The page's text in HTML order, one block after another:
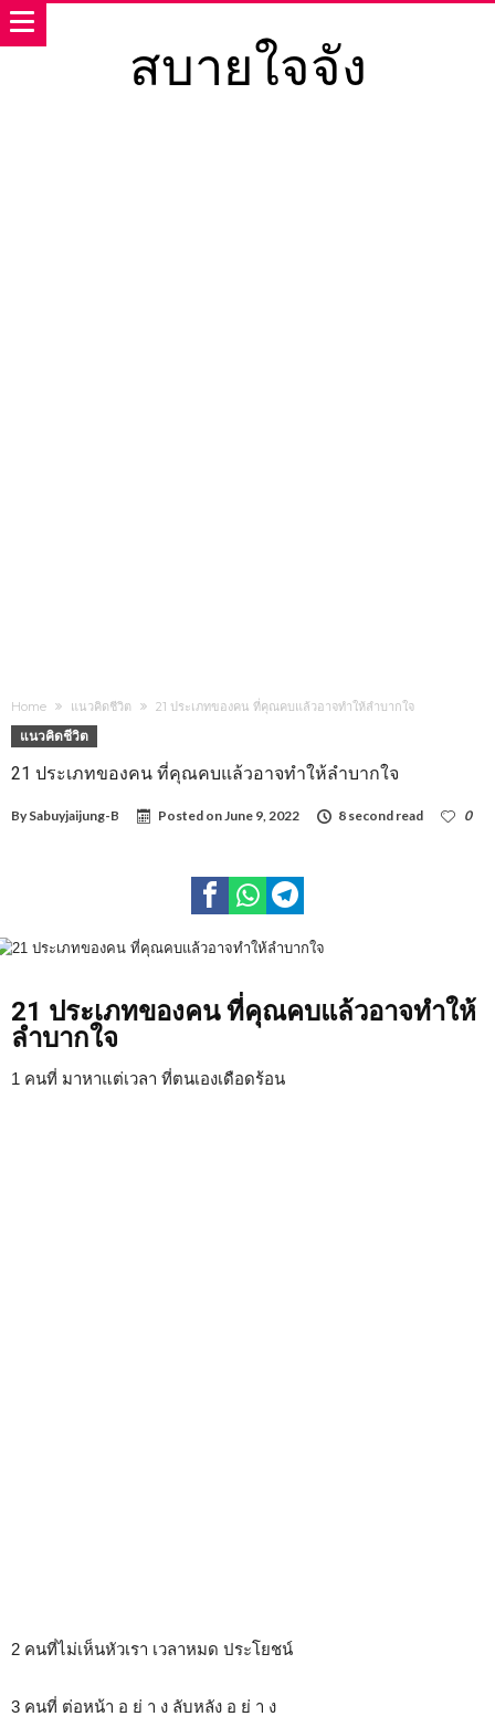
สบายใจจัง
Home แนวคิดชีวิต 21 ประเภทของคน ที่คุณคบแล้วอาจทำให้ลำบากใจ
แนวคิดชีวิต
21 ประเภทของคน ที่คุณคบแล้วอาจทำให้ลำบากใจ
By Sabuyjaijung-B Posted onJune 9, 2022 8 second read
0
21 ประเภทของคน ที่คุณคบแล้วอาจทำให้
ลำบากใจ
1 คนที่ มาหาแต่เวลา ที่ตนเองเดือดร้อน
2 คนที่ไม่เห็นหัวเรา เวลาหมด ประโยชน์
3 คนที่ ต่อหน้า อ ย่ า ง ลับหลัง อ ย่ า ง